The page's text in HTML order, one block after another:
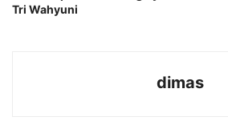
Tri Wahyuni
dimas